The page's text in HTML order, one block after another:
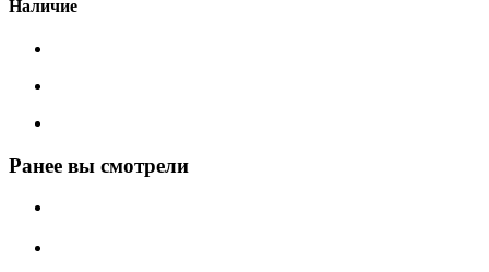
Наличие
Ранее вы смотрели